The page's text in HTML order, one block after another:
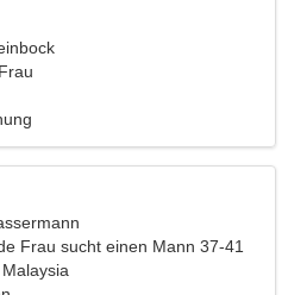
Frau sucht einen Mann 37-41